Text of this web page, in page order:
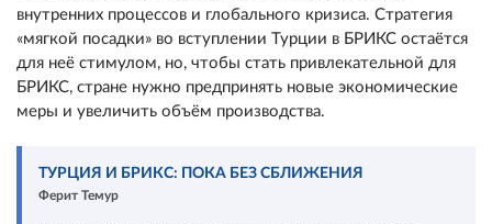
внутренних процессов и глобального кризиса. Стратегия
«мягкой посадки» во вступлении Турции в БРИКС остаётся
для неё стимулом, но, чтобы стать привлекательной для
БРИКС, стране нужно предпринять новые экономические
меры и увеличить объём производства.
ТУРЦИЯ И БРИКС: ПОКА БЕЗ СБЛИЖЕНИЯ
Ферит Темур